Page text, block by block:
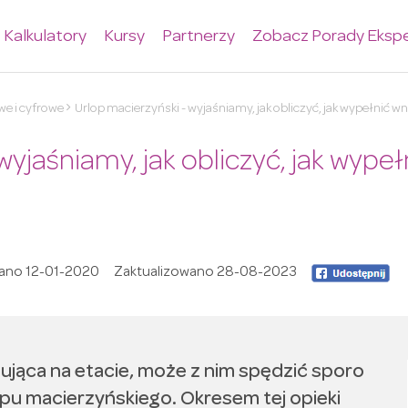
Kalkulatory Kursy Partnerzy Zobacz Porady
i cyfrowe Urlop macierzyński - wyjaśniamy, jak obliczyć, jak wypełnić
jak obliczyć, jak
12-01-2020 Zaktualizowano 28-08-2023
na etacie, może z nim spędzić sporo
macierzyńskiego. Okresem tej opieki